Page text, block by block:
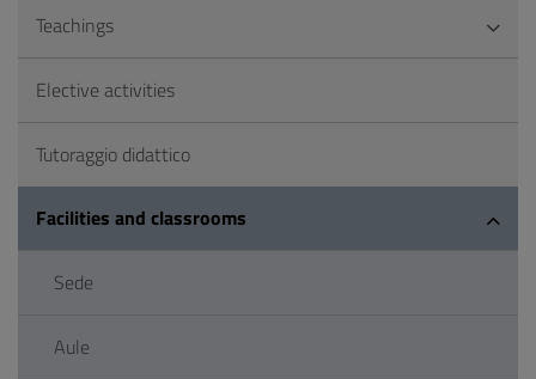
Teachings
Elective activities
Tutoraggio didattico
Facilities and classrooms
Sede
Aule